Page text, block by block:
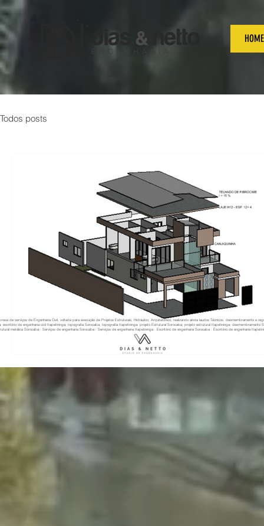
HOME
Todos posts
de serviços de Engenharia Civil, voltada para execução de Projetos Estruturais, Hidráulico, Arquitetônico, realizando ainda laudos Técnicos, desmembramento e
escritório de engenharia civil Itapetininga; topografia Sorocaba; topografia Itapetininga; projeto Estrutural Sorocaba; projeto estrutural Itapetininga;
metálica Sorocaba;: Serviços de engenharia Sorocaba : Serviços de engenharia Itapetininga : Escritório de engenharia Sorocaba : Escritório de engenharia